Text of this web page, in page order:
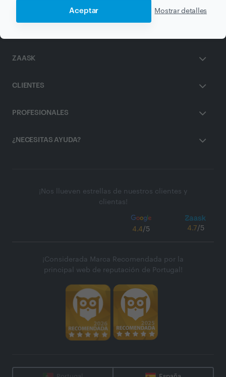
Aceptar Mostrar detalles
ZAASK
CLIENTES
PROFESIONALES
¿NECESITAS AYUDA?
¡Nos llueven estrellas de nuestros clientes y
clientas!
4.4/5 4.7/5
¡Considerada Marca Recomendada por la
principal web de reputación de Portugal!